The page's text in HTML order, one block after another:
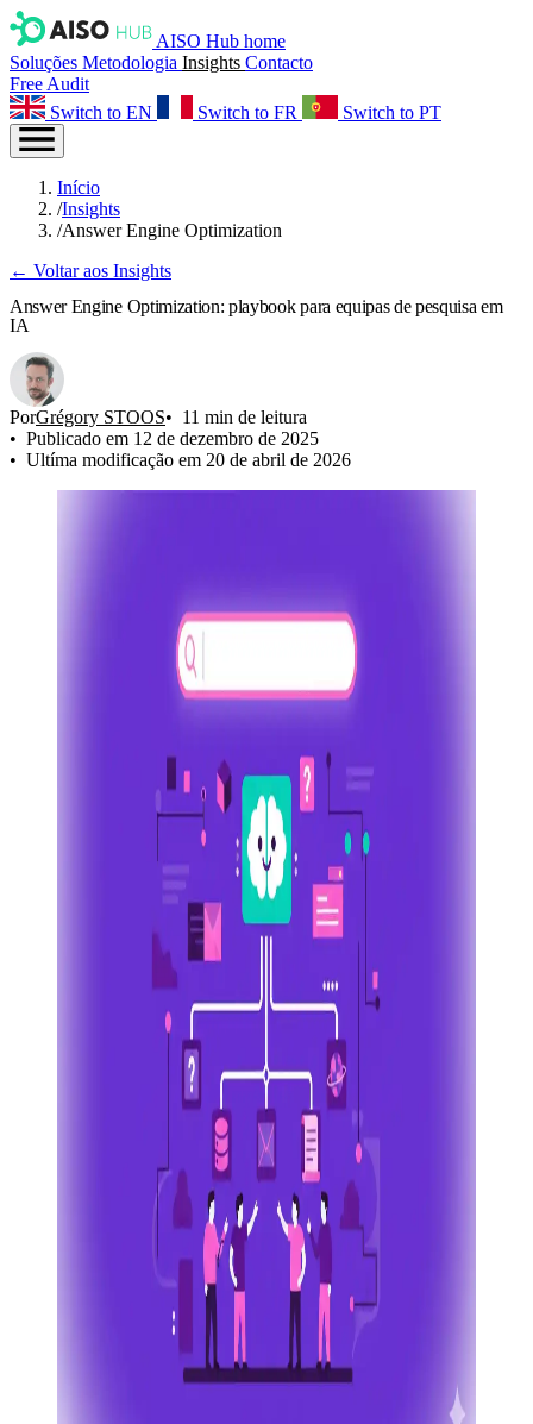
AISO Hub home
Soluções Metodologia Insights Contacto
Free Audit
Switch to EN
Switch to FR Switch to PT
Início
/Insights
/Answer Engine Optimization
← Voltar aos Insights
Answer Engine Optimization: playbook para equipas de pesquisa em
IA
PorGrégory STOOS
11 min de leitura
Publicado em 12 de dezembro de 2025
Ultíma modificação em 20 de abril de 2026